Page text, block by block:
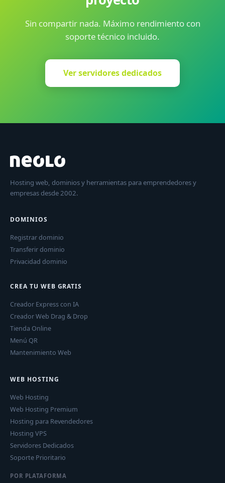
Sin compartir nada. Máximo rendimiento con
soporte técnico incluido.
Ver servidores dedicados
Hosting web, dominios y herramientas para emprendedores y
empresas desde 2002.
DOMINIOS
Registrar dominio
Transferir dominio
Privacidad dominio
CREA TU WEB GRATIS
Creador Express con IA
Creador Web Drag & Drop
Tienda Online
Menú QR
Mantenimiento Web
WEB HOSTING
Web Hosting
Web Hosting Premium
Hosting para Revendedores
Hosting VPS
Servidores Dedicados
Soporte Prioritario
POR PLATAFORMA